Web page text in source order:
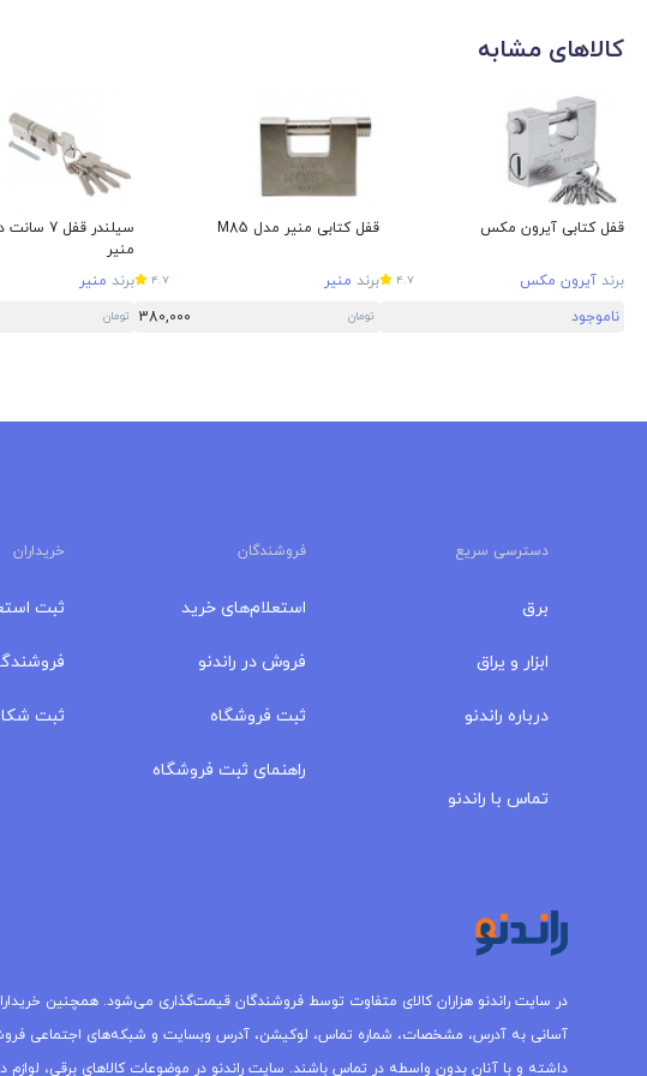
کالاهای مشابه
قفل کتابی آیرون مکس
برند آیرون مکس 4.7
ناموجود
قفل کتابی منیر مدل M85
برند منیر 4.7
تومان 380,000
منیر
برند منیر
تومان
دسترسی سریع فروشندگان خریداران
برق
ابزار و یراق
درباره‌ راندنو
تماس با راندنو
استعلام‌های خرید
فروش در راندنو
ثبت فروشگاه
راهنمای ثبت فروشگاه
ثبت
ثبت
در سایت راندنو هزاران کالای متفاوت توسط فروشندگان قیمت‌گذاری می‌شود. همچنین
آسانی به آدرس، مشخصات، شماره تماس، لوکیشن، آدرس وبسایت و شبکه‌های اجتماعی
داشته و با آنان بدون واسطه در تماس باشند. سایت راندنو در موضوعات کالاهای برقی، لوازم